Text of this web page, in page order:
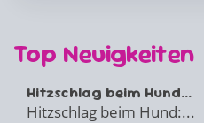
Top Neuigkeiten
Hitzschlag beim Hund...
Hitzschlag beim Hund:...